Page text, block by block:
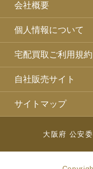
会社概要
個人情報について
宅配買取ご利用規約
自社販売サイト
サイトマップ
大阪府 公安